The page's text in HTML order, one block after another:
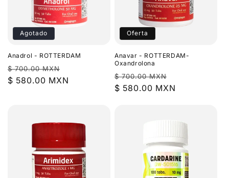
Agotado
Anadrol - ROTTERDAM
Precio
habitual
$ 700.00 MXN
de
$ 580.00 MXN
Oferta
Anavar - ROTTERDAM-
Oxandrolona
Precio
habitual
$ 700.00 MXN
de
$ 580.00 MXN